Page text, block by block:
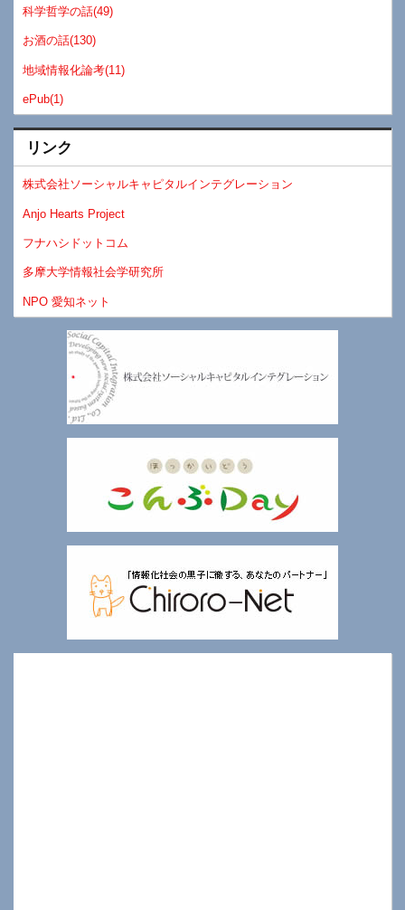
科学哲学の話(49)
お酒の話(130)
地域情報化論考(11)
ePub(1)
リンク
株式会社ソーシャルキャピタルインテグレーション
Anjo Hearts Project
フナハシドットコム
多摩大学情報社会学研究所
NPO 愛知ネット